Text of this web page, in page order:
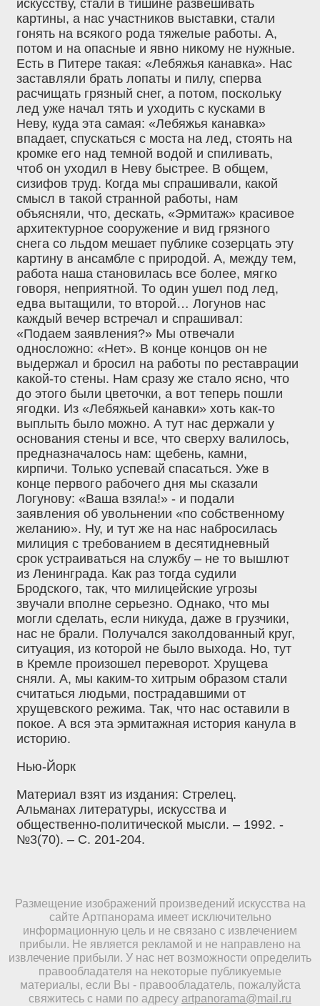
искусству, стали в тишине развешивать
картины, а нас участников выставки, стали
гонять на всякого рода тяжелые работы. А,
потом и на опасные и явно никому не нужные.
Есть в Питере такая: «Лебяжья канавка». Нас
заставляли брать лопаты и пилу, сперва
расчищать грязный снег, а потом, поскольку
лед уже начал тять и уходить с кусками в
Неву, куда эта самая: «Лебяжья канавка»
впадает, спускаться с моста на лед, стоять на
кромке его над темной водой и спиливать,
чтоб он уходил в Неву быстрее. В общем,
сизифов труд. Когда мы спрашивали, какой
смысл в такой странной работы, нам
объясняли, что, дескать, «Эрмитаж» красивое
архитектурное сооружение и вид грязного
снега со льдом мешает публике созерцать эту
картину в ансамбле с природой. А, между тем,
работа наша становилась все более, мягко
говоря, неприятной. То один ушел под лед,
едва вытащили, то второй… Логунов нас
каждый вечер встречал и спрашивал:
«Подаем заявления?» Мы отвечали
односложно: «Нет». В конце концов он не
выдержал и бросил на работы по реставрации
какой-то стены. Нам сразу же стало ясно, что
до этого были цветочки, а вот теперь пошли
ягодки. Из «Лебяжьей канавки» хоть как-то
выплыть было можно. А тут нас держали у
основания стены и все, что сверху валилось,
предназначалось нам: щебень, камни,
кирпичи. Только успевай спасаться. Уже в
конце первого рабочего дня мы сказали
Логунову: «Ваша взяла!» - и подали
заявления об увольнении «по собственному
желанию». Ну, и тут же на нас набросилась
милиция с требованием в десятидневный
срок устраиваться на службу – не то вышлют
из Ленинграда. Как раз тогда судили
Бродского, так, что милицейские угрозы
звучали вполне серьезно. Однако, что мы
могли сделать, если никуда, даже в грузчики,
нас не брали. Получался заколдованный круг,
ситуация, из которой не было выхода. Но, тут
в Кремле произошел переворот. Хрущева
сняли. А, мы каким-то хитрым образом стали
считаться людьми, пострадавшими от
хрущевского режима. Так, что нас оставили в
покое. А вся эта эрмитажная история канула в
историю.
Нью-Йорк
Материал взят из издания: Стрелец.
Альманах литературы, искусства и
общественно-политической мысли. – 1992. -
№3(70). – С. 201-204.
Размещение изображений произведений искусства на
сайте Артпанорама имеет исключительно
информационную цель и не связано с извлечением
прибыли. Не является рекламой и не направлено на
извлечение прибыли. У нас нет возможности определить
правообладателя на некоторые публикуемые
материалы, если Вы - правообладатель, пожалуйста
свяжитесь с нами по адресу artpanorama@mail.ru